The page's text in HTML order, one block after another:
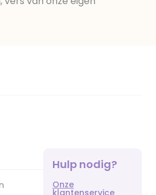
Hulp nodig?
Onze
klantenservice